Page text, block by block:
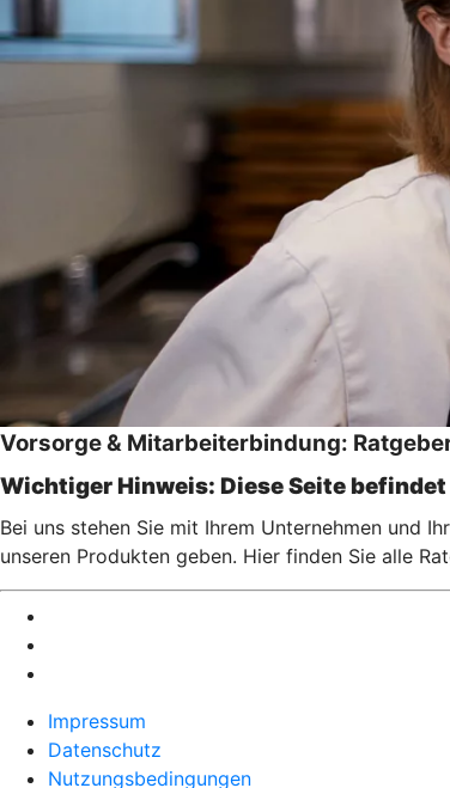
Vorsorge & Mitarbeiterbindung:
Wichtiger Hinweis: Diese Seite
Bei uns stehen Sie mit Ihrem Unternehmen und
unseren Produkten geben. Hier finden Sie alle
Impressum
Datenschutz
Nutzungsbedingungen